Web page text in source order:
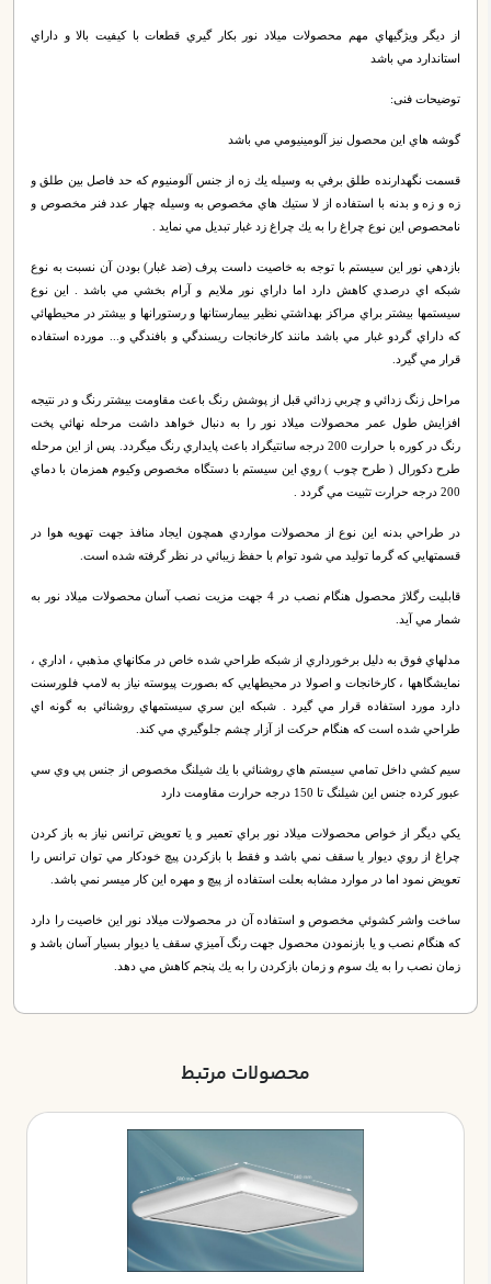
از ديگر ويژگيهاي مهم محصولات ميلاد نور بكار گيري قطعات با كيفيت بالا و داراي
استاندارد مي باشد
توضیحات فنی:
گوشه هاي اين محصول نيز آلومینيومي مي باشد
قسمت نگهدارنده طلق برفي به وسيله يك زه از جنس آلومنيوم كه حد فاصل بين طلق و
زه و زه و بدنه با استفاده از لا ستيك هاي مخصوص به وسيله چهار عدد فنر مخصوص و
نامحصوص اين نوع چراغ را به يك چراغ زد غبار تبديل مي نمايد .
بازدهي نور اين سيستم با توجه به خاصيت داست پرف (ضد غبار) بودن آن نسبت به نوع
شبكه اي درصدي كاهش دارد اما داراي نور ملايم و آرام بخشي مي باشد . اين نوع
سيستمها بيشتر براي مراكز بهداشتي نظير بيمارستانها و رستورانها و بيشتر در محيطهائي
كه داراي گردو غبار مي باشد مانند كارخانجات ريسندگي و بافندگي و... مورده استفاده
قرار مي گيرد.
مراحل زنگ زدائي و چربي زدائي قبل از پوشش رنگ باعث مقاومت بيشتر رنگ و در نتيجه
افزايش طول عمر محصولات ميلاد نور را به دنبال خواهد داشت مرحله نهائي پخت
رنگ در كوره با حرارت 200 درجه سانتيگراد باعث پايداري رنگ ميگردد. پس از اين مرحله
طرح دكورال ( طرح چوب ) روي اين سيستم با دستگاه مخصوص وكيوم همزمان با دماي
200 درجه حرارت تثبيت مي گردد .
در طراحي بدنه اين نوع از محصولات مواردي همچون ايجاد منافذ جهت تهويه هوا در
قسمتهايي كه گرما توليد مي شود توام با حفظ زيبائي در نظر گرفته شده است.
قابليت رگلاژ محصول هنگام نصب در 4 جهت مزيت نصب آسان محصولات ميلاد نور به
شمار مي آيد.
مدلهاي فوق به دليل برخورداري از شبكه طراحي شده خاص در مكانهاي مذهبي ، اداري ،
نمايشگاهها ، كارخانجات و اصولا در محيطهايي كه بصورت پيوسته نياز به لامپ فلورسنت
دارد مورد استفاده قرار مي گيرد . شبكه اين سري سيستمهاي روشنائي به گونه اي
طراحي شده است كه هنگام حركت از آزار چشم جلوگيري مي كند.
سيم كشي داخل تمامي سيستم هاي روشنائي با يك شيلنگ مخصوص از جنس پي وي سي
عبور كرده جنس اين شيلنگ تا 150 درجه حرارت مقاومت دارد
يكي ديگر از خواص محصولات ميلاد نور براي تعمير و يا تعويض ترانس نياز به باز كردن
چراغ از روي ديوار يا سقف نمي باشد و فقط با بازكردن پيچ خودكار مي توان ترانس را
تعويض نمود اما در موارد مشابه بعلت استفاده از پيچ و مهره اين كار ميسر نمي باشد.
ساخت واشر كشوئي مخصوص و استفاده آن در محصولات ميلاد نور اين خاصيت را دارد
كه هنگام نصب و يا بازنمودن محصول جهت رنگ آميزي سقف يا ديوار بسيار آسان باشد و
زمان نصب را به يك سوم و زمان بازكردن را به يك پنجم كاهش مي دهد.
محصولات مرتبط